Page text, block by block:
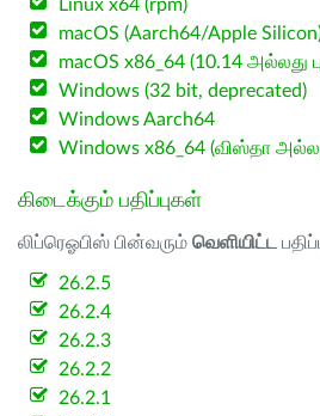
Linux x64 (rpm)
macOS (Aarch64/Apple
macOS x86_64 (10.14 அல்லது
Windows (32 bit, deprecated)
Windows Aarch64
Windows x86_64 (விஸ்தா
கிடைக்கும் பதிப்புகள்
லிப்ரெஓபிஸ் பின்வரும் வெளியிட்ட
26.2.5
26.2.4
26.2.3
26.2.2
26.2.1